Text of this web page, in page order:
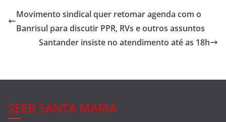
e
b
o
k
er e
Movimento sindical quer retomar agenda com o
Banrisul para discutir PPR, RVs e outros assuntos
Santander insiste no atendimento até as 18h
SEEB SANTA MARIA